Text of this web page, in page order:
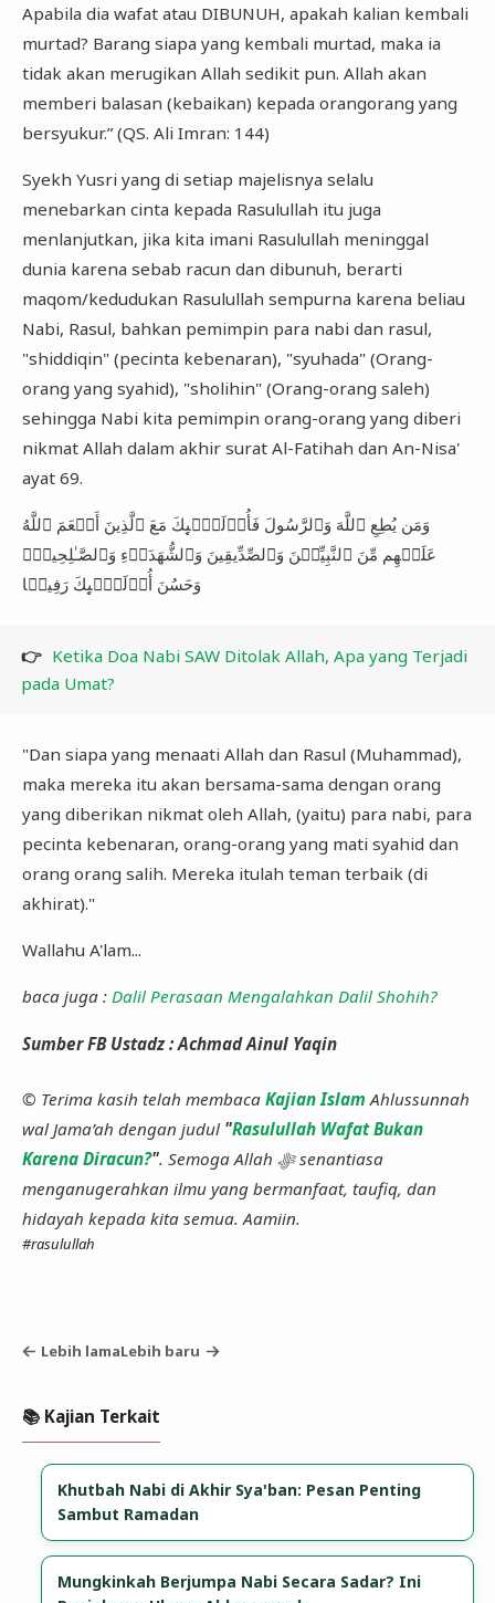
Apabila dia wafat atau DIBUNUH, apakah kalian kembali
murtad? Barang siapa yang kembali murtad, maka ia
tidak akan merugikan Allah sedikit pun. Allah akan
memberi balasan (kebaikan) kepada orangorang yang
bersyukur.” (QS. Ali Imran: 144)
Syekh Yusri yang di setiap majelisnya selalu
menebarkan cinta kepada Rasulullah itu juga
menlanjutkan, jika kita imani Rasulullah meninggal
dunia karena sebab racun dan dibunuh, berarti
maqom/kedudukan Rasulullah sempurna karena beliau
Nabi, Rasul, bahkan pemimpin para nabi dan rasul,
"shiddiqin" (pecinta kebenaran), "syuhada" (Orang-
orang yang syahid), "sholihin" (Orang-orang saleh)
sehingga Nabi kita pemimpin orang-orang yang diberi
nikmat Allah dalam akhir surat Al-Fatihah dan An-Nisa'
ayat 69.
وَمَن یُطِعِ ٱللَّهَ وَٱلرَّسُولَ فَأُو۟لَـٰۤىِٕكَ مَعَ ٱلَّذِینَ أَنۡعَمَ ٱللَّهُ
عَلَیۡهِم مِّنَ ٱلنَّبِیِّـۧنَ وَٱلصِّدِّیقِینَ وَٱلشُّهَدَاۤءِ وَٱلصَّـٰلِحِینَۚ
وَحَسُنَ أُو۟لَـٰۤىِٕكَ رَفِیقࣰا
👉 Ketika Doa Nabi SAW Ditolak Allah, Apa yang Terjadi
pada Umat?
"Dan siapa yang menaati Allah dan Rasul (Muhammad),
maka mereka itu akan bersama-sama dengan orang
yang diberikan nikmat oleh Allah, (yaitu) para nabi, para
pecinta kebenaran, orang-orang yang mati syahid dan
orang orang salih. Mereka itulah teman terbaik (di
akhirat)."
Wallahu A'lam...
baca juga : Dalil Perasaan Mengalahkan Dalil Shohih?
Sumber FB Ustadz : Achmad Ainul Yaqin
© Terima kasih telah membaca Kajian Islam Ahlussunnah
wal Jama’ah dengan judul "Rasulullah Wafat Bukan
Karena Diracun?". Semoga Allah ﷻ senantiasa
menganugerahkan ilmu yang bermanfaat, taufiq, dan
hidayah kepada kita semua. Aamiin.
#rasulullah
Lebih lamaLebih baru
📚 Kajian Terkait
Khutbah Nabi di Akhir Sya'ban: Pesan Penting
Sambut Ramadan
Mungkinkah Berjumpa Nabi Secara Sadar? Ini